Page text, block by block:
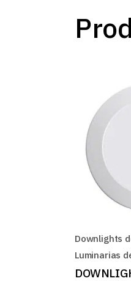
Downlights
Luminarias